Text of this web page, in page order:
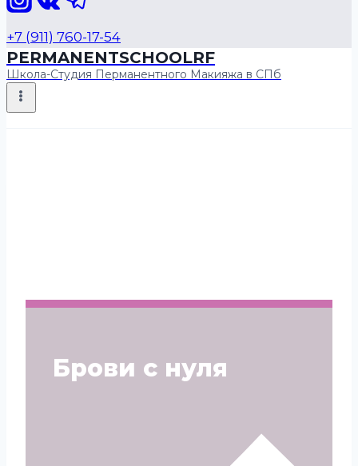
+7 (911) 760-17-54
PERMANENTSCHOOLRF
Школа-Студия Перманентного Макияжа в СПб
Брови с нуля